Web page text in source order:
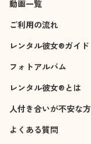
動画一覧
ご利用の流れ
レンタル彼女®ガイド
フォトアルバム
レンタル彼女®とは
人付き合いが不安な
よくある質問